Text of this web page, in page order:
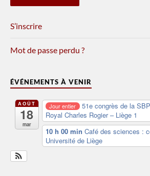
S’inscrire
Mot de passe perdu ?
ÉVÉNEMENTS À VENIR
AOÛT
18
mar
Jour entier 51e congrès de la
Royal Charles Rogier – Liège 1
10 h 00 min Café des sciences :
Université de Liège